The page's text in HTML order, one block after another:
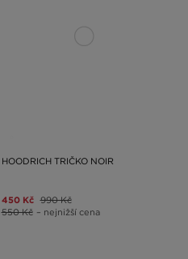
HOODRICH TRIČKO NOIR
450 Kč 990 Kč
550 Kč – nejnižší cena